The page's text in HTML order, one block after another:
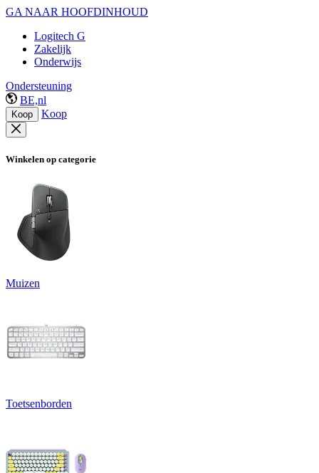
GA NAAR HOOFDINHOUD
Logitech G
Zakelijk
Onderwijs
Ondersteuning
BE,nl
Koop Koop
Winkelen op categorie
Muizen
Toetsenborden